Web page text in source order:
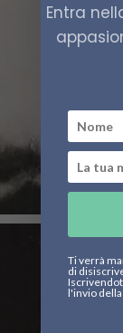
Entra
Ti verrà
di
l'invio